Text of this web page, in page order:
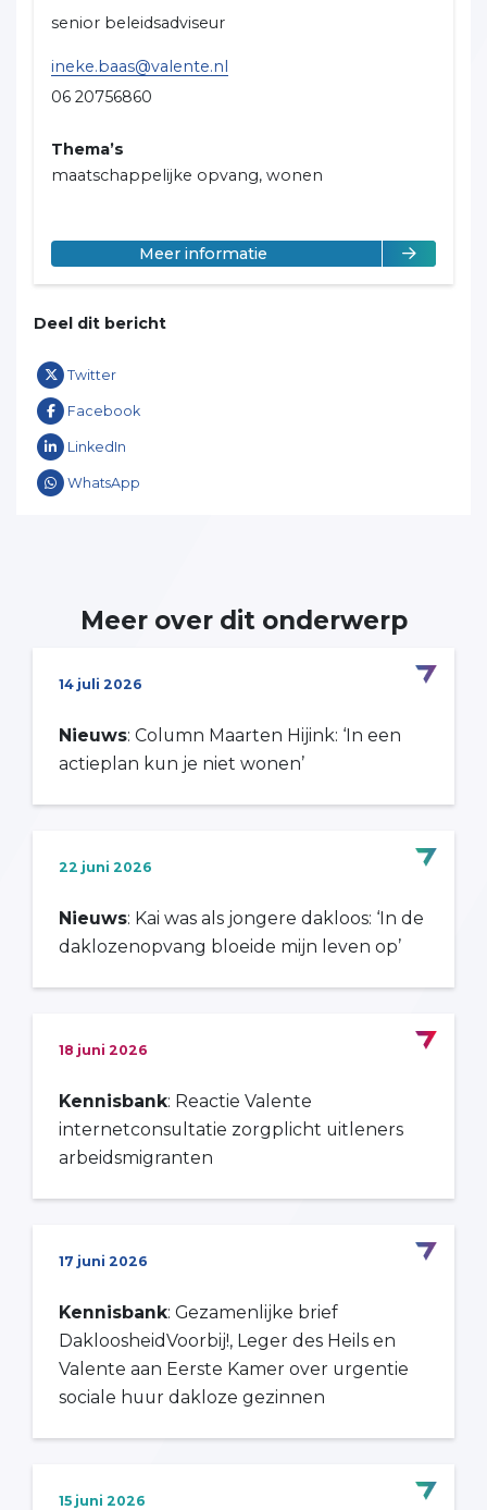
senior beleidsadviseur
ineke.baas@valente.nl
06 20756860
Thema’s
maatschappelijke opvang, wonen
Meer informatieover Ineke Baas
Deel dit bericht
Twitter
Facebook
LinkedIn
WhatsApp
Meer over dit onderwerp
14 juli 2026
Nieuws: Column Maarten Hijink: ‘In een
actieplan kun je niet wonen’
22 juni 2026
Nieuws: Kai was als jongere dakloos: ‘In de
daklozenopvang bloeide mijn leven op’
18 juni 2026
Kennisbank: Reactie Valente
internetconsultatie zorgplicht uitleners
arbeidsmigranten
17 juni 2026
Kennisbank: Gezamenlijke brief
DakloosheidVoorbij!, Leger des Heils en
Valente aan Eerste Kamer over urgentie
sociale huur dakloze gezinnen
15 juni 2026